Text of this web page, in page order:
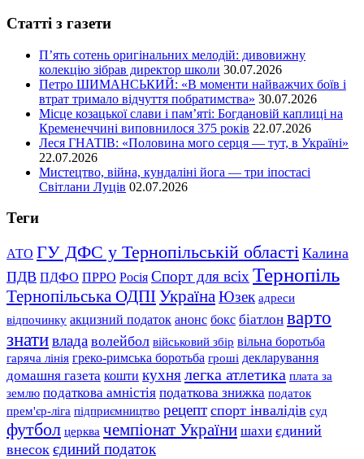
Статті з газети
П’ять сотень оригінальних мелодій: дивовижну
колекцію зібрав директор школи 30.07.2026
Петро ШИМАНСЬКИЙ: «В моменти найважчих боїв і
втрат тримало відчуття побратимства» 30.07.2026
Місце козацької слави і пам’яті: Богдановій каплиці на
Кременеччині виповнилося 375 років 22.07.2026
Леся ГНАТІВ: «Половина мого серця — тут, в Україні»
22.07.2026
Мистецтво, війна, кундаліні йога — три іпостасі
Світлани Луців 02.07.2026
Теги
АТО ГУ ДФС у Тернопільській області Калина
ПДВ ПДФО ПРРО Росія Спорт для всіх Тернопіль
Тернопільська ОДПІУкраїнаЮзек адреси
відпочинку акцизний податок анонс бокс біатлон варто
знативлада волейбол військовий збір вільна боротьба
гаряча лінія греко-римська боротьба гроші декларування
домашня газета кошти кухнялегка атлетика плата за
землю податкова амністія податкова знижка податок
прем'єр-ліга підприємництво рецепт спорт інвалідів суд
футбол церква чемпіонат України шахи єдиний
внесок єдиний податок